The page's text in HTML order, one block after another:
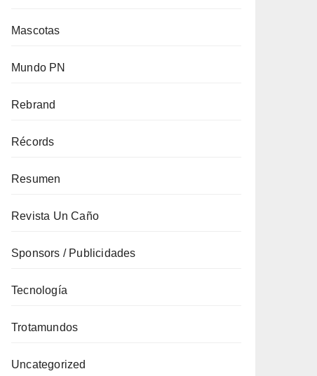
Mascotas
Mundo PN
Rebrand
Récords
Resumen
Revista Un Caño
Sponsors / Publicidades
Tecnología
Trotamundos
Uncategorized